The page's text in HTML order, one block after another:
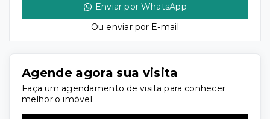
Enviar por WhatsApp
Ou enviar por E-mail
Agende agora sua visita
Faça um agendamento de visita para conhecer
melhor o imóvel.